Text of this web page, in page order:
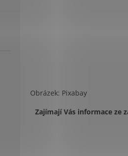
Obrázek: Pixabay
Zajímají Vás informace ze